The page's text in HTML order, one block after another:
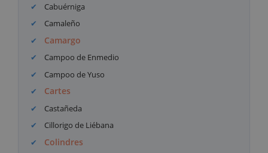
Cabuérniga
Camaleño
Camargo
Campoo de Enmedio
Campoo de Yuso
Cartes
Castañeda
Cillorigo de Liébana
Colindres